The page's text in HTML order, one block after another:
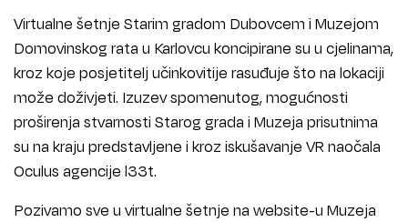
Virtualne šetnje Starim gradom Dubovcem i Muzejom
Domovinskog rata u Karlovcu koncipirane su u cjelinama,
kroz koje posjetitelj učinkovitije rasuđuje što na lokaciji
može doživjeti. Izuzev spomenutog, mogućnosti
proširenja stvarnosti Starog grada i Muzeja prisutnima
su na kraju predstavljene i kroz iskušavanje VR naočala
Oculus agencije l33t.
Pozivamo sve u virtualne šetnje na website-u Muzeja